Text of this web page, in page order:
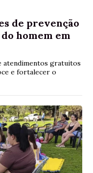
de prevenção
homem em
atendimentos gratuitos
e fortalecer o